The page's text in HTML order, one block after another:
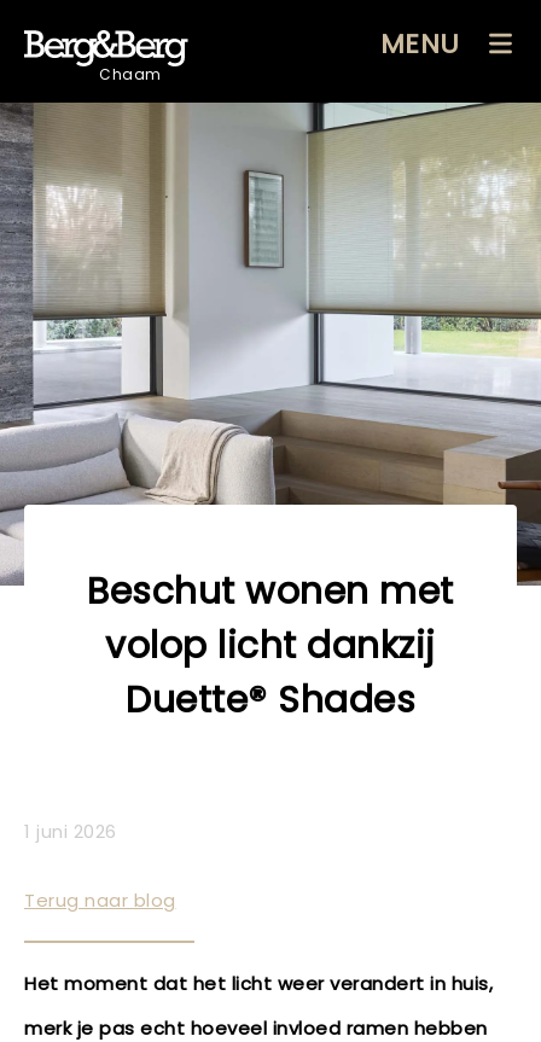
Chaam
MENU
Beschut wonen met
volop licht dankzij
Duette® Shades
1 juni 2026
Terug naar blog
Het moment dat het licht weer verandert in huis,
merk je pas echt hoeveel invloed ramen hebben